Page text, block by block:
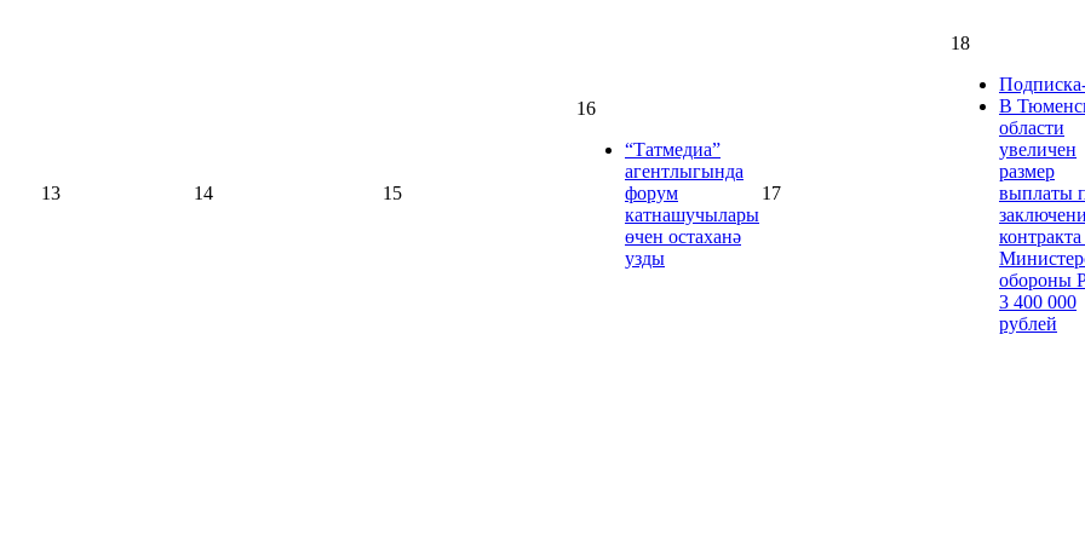
13 14 15
16
“Татмедиа”
агентлыгында
форум
катнашучылары
өчен остаханә
узды
17
18
В
области
увеличен
размер
выплаты
контракта
обороны
3 400 000
рублей